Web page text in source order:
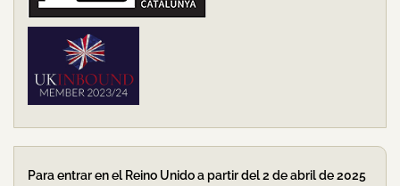
Para entrar en el Reino Unido a partir del 2 de abril de 2025